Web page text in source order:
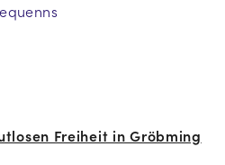
Freiheit in Gröbming